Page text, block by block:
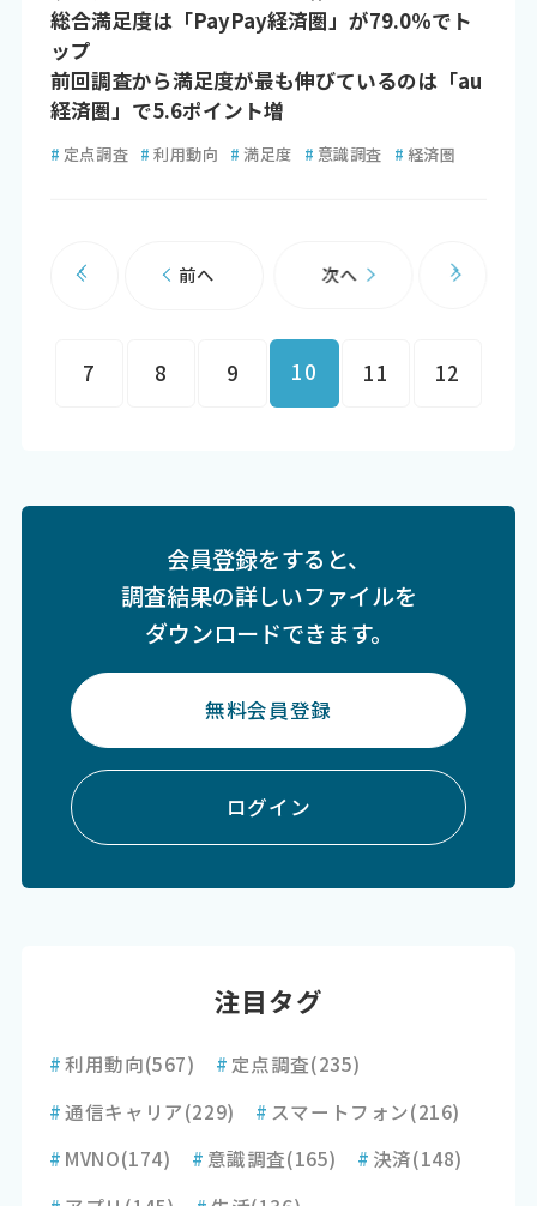
総合満足度は「PayPay経済圏」が79.0％でト
ップ
前回調査から満足度が最も伸びているのは「au
経済圏」で5.6ポイント増
# 定点調査 # 利用動向 # 満足度 # 意識調査 # 経済圏
前へ
7 8 9 10 11 12
次へ
会員登録をすると、
調査結果の詳しいファイルを
ダウンロードできます。
無料会員登録
ログイン
注目タグ
#利用動向(567) # 定点調査(235)
#通信キャリア(229) # スマートフォン(216)
# MVNO(174) # 意識調査(165) # 決済(148)